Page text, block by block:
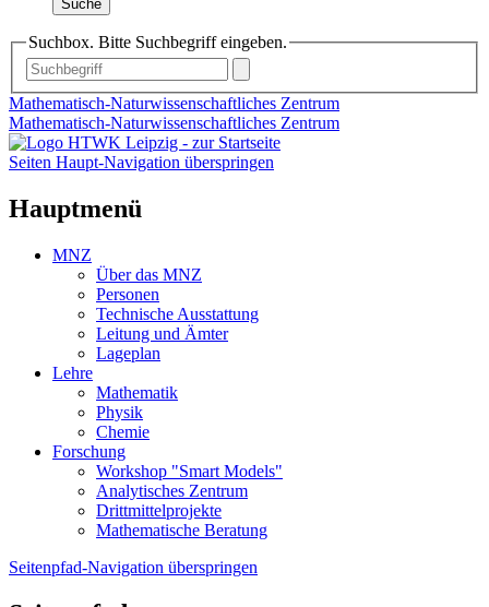
Suche
Suchbox. Bitte Suchbegriff eingeben.
Mathematisch-Naturwissenschaftliches Zentrum
Mathematisch-Naturwissenschaftliches Zentrum
Seiten Haupt-Navigation überspringen
Hauptmenü
MNZ
Über das MNZ
Personen
Technische Ausstattung
Leitung und Ämter
Lageplan
Lehre
Mathematik
Physik
Chemie
Forschung
Workshop "Smart Models"
Analytisches Zentrum
Drittmittelprojekte
Mathematische Beratung
Seitenpfad-Navigation überspringen